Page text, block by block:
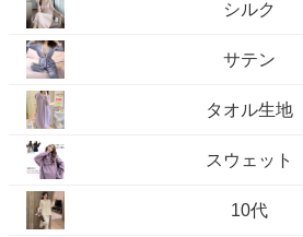
シルク
サテン
タオル生地
スウェット
10代